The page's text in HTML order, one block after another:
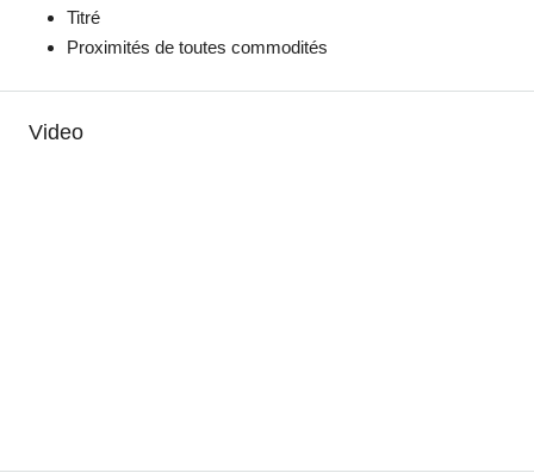
Titré
Proximités de toutes commodités
Video